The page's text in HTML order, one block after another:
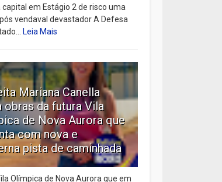
em Estágio 2 de risco uma
vendaval devastador A Defesa
Leia Mais
Mariana Canella
obras da futura Vila
de Nova Aurora que
com nova e
pista de caminhada
Olímpica de Nova Aurora que em